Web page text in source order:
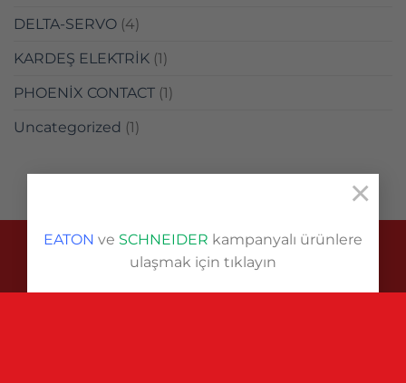
EATON ve SCHNEIDER kampanyalı ürünlere
ulaşmak için tıklayın
×
DELTA-SERVO (4)
KARDEŞ ELEKTRİK (1)
PHOENİX CONTACT (1)
Uncategorized (1)